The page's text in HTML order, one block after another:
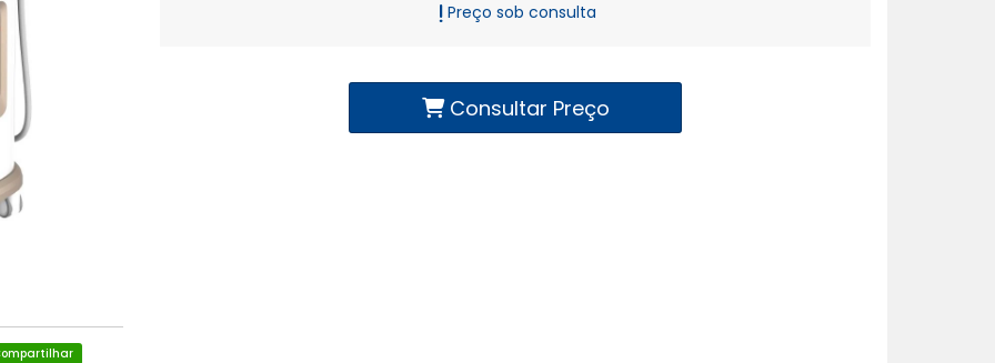
Preço sob consulta
Consultar Preço